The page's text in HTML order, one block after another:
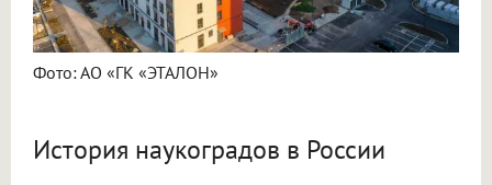
Фото: АО «ГК «ЭТАЛОН»
История наукоградов в России